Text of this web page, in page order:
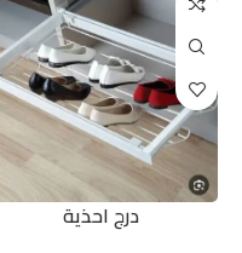
درج احذية